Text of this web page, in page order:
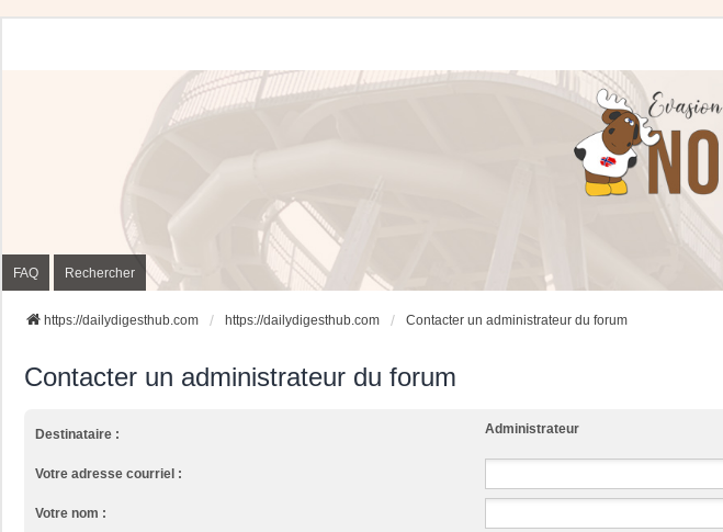
FAQ Rechercher
https://dailydigesthub.com https://dailydigesthub.com Contacter un administrateur du forum
Contacter un administrateur du forum
Destinataire : Administrateur
Votre adresse courriel :
Votre nom :